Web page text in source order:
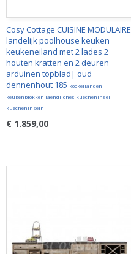
Cosy Cottage CUISINE MODULAIRE
landelijk poolhouse keuken
keukeneiland met 2 lades 2
houten kratten en 2 deuren
arduinen topblad| oud
dennenhout 185 kookeilanden
keukenblokken laendliches kuecheninsel
kuecheninseln
€ 1.859,00